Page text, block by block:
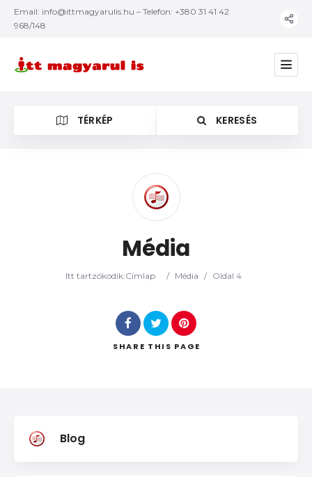
Email: info@ittmagyarulis.hu – Telefon: +380 31 41 42
968/148
TÉRKÉP KERESÉS
Média
Itt tartzókodik:Címlap / Média / Oldal 4
SHARE THIS PAGE
Blog